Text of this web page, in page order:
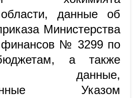
данные об
Министерства
финансов № 3299 по
а также
данные,
Указом